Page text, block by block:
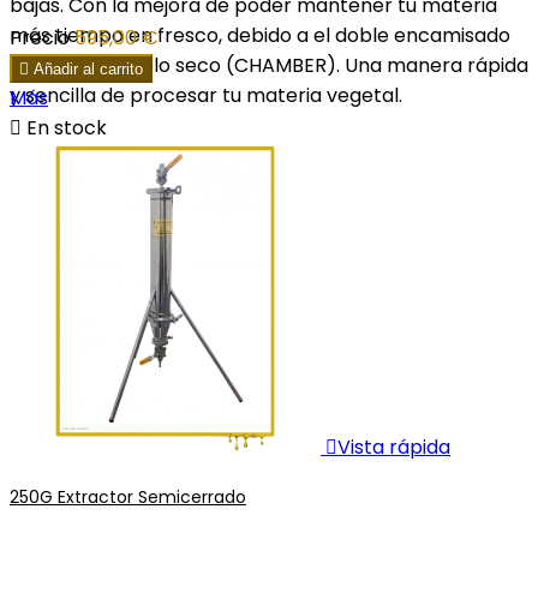
bajas. Con la mejora de poder mantener tu materia
más tiempo en fresco, debido a el doble encamisado
para hielo o hielo seco (CHAMBER). Una manera rápida
y sencilla de procesar tu materia vegetal.
Precio595,00 €
 Añadir al carrito
Más
 En stock
Vista rápida
250G Extractor Semicerrado